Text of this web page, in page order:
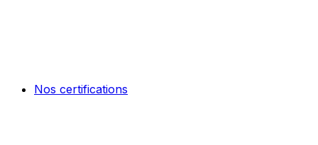
Nos certifications